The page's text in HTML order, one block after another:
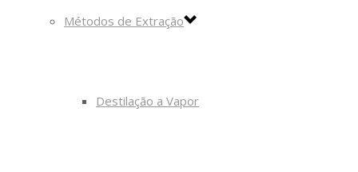
Métodos de Extração
Destilação a Vapor